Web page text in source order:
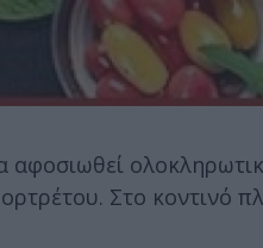
αφοσιωθεί
Στο κοντινό